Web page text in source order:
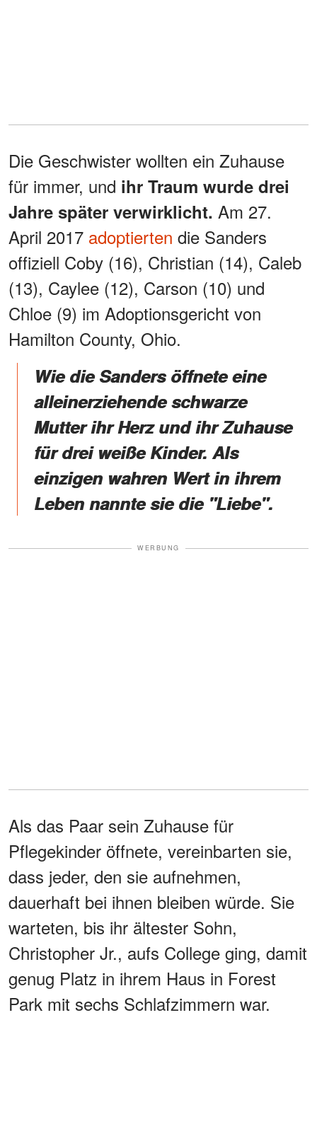
Die Geschwister wollten ein Zuhause
für immer, und ihr Traum wurde drei
Jahre später verwirklicht. Am 27.
April 2017 adoptierten die Sanders
offiziell Coby (16), Christian (14), Caleb
(13), Caylee (12), Carson (10) und
Chloe (9) im Adoptionsgericht von
Hamilton County, Ohio.
Wie die Sanders öffnete eine
alleinerziehende schwarze
Mutter ihr Herz und ihr Zuhause
für drei weiße Kinder. Als
einzigen wahren Wert in ihrem
Leben nannte sie die "Liebe".
WERBUNG
Als das Paar sein Zuhause für
Pflegekinder öffnete, vereinbarten sie,
dass jeder, den sie aufnehmen,
dauerhaft bei ihnen bleiben würde. Sie
warteten, bis ihr ältester Sohn,
Christopher Jr., aufs College ging, damit
genug Platz in ihrem Haus in Forest
Park mit sechs Schlafzimmern war.